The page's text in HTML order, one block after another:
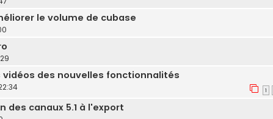
le volume de cubase
vidéos des nouvelles fonctionnalités
1
des canaux 5.1 à l'export